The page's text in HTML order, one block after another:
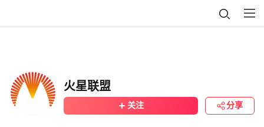
火星联盟
关注 分享